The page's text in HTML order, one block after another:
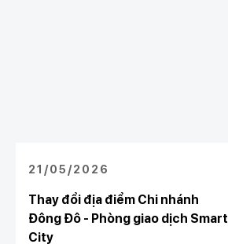
21/05/2026
Thay đổi địa điểm Chi nhánh
Đông Đô - Phòng giao dịch Smart
City